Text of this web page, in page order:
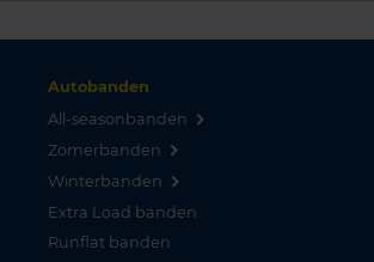
Autobanden
All-seasonbanden
Zomerbanden
Winterbanden
Extra Load banden
Runflat banden